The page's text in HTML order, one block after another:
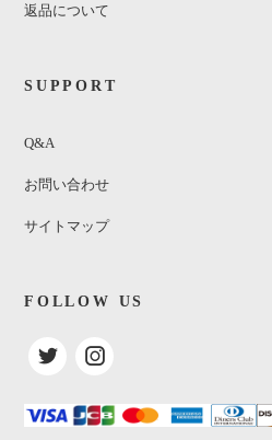
返品について
SUPPORT
Q&A
お問い合わせ
サイトマップ
FOLLOW US